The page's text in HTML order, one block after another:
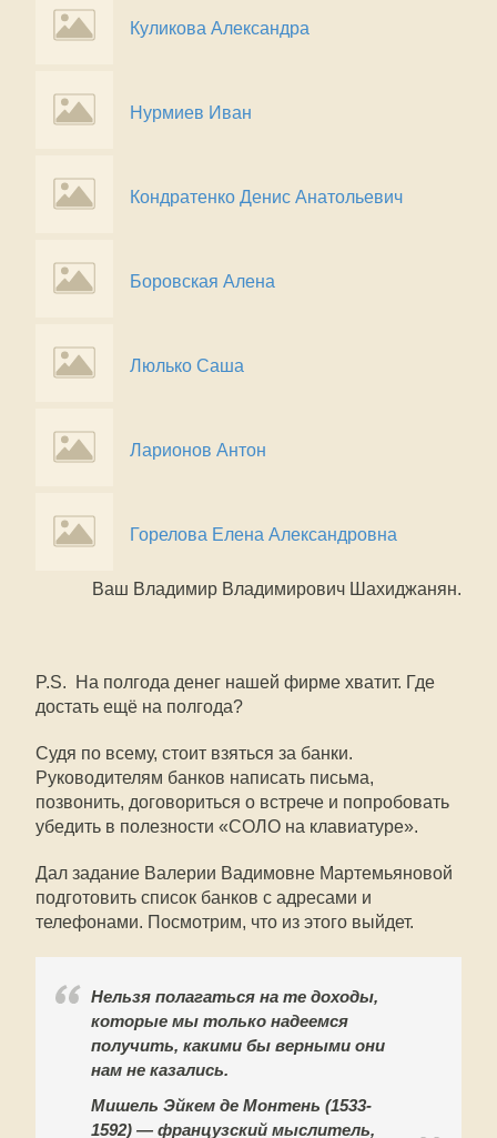
Куликова Александра
Нурмиев Иван
Кондратенко Денис Анатольевич
Боровская Алена
Люлько Саша
Ларионов Антон
Горелова Елена Александровна
Ваш Владимир Владимирович Шахиджанян.
P.S. На полгода денег нашей фирме хватит. Где
достать ещё на полгода?
Судя по всему, стоит взяться за банки.
Руководителям банков написать письма,
позвонить, договориться о встрече и попробовать
убедить в полезности «СОЛО на клавиатуре».
Дал задание Валерии Вадимовне Мартемьяновой
подготовить список банков с адресами и
телефонами. Посмотрим, что из этого выйдет.
Нельзя полагаться на те доходы,
которые мы только надеемся
получить, какими бы верными они
нам не казались.
Мишель Эйкем де Монтень (1533-
1592) — французский мыслитель,